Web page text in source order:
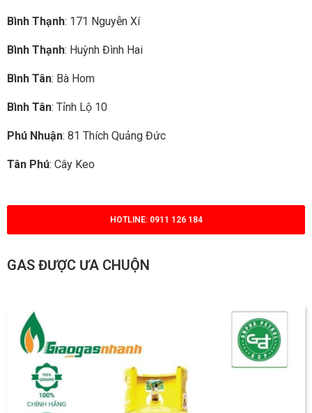
Bình Thạnh: 171 Nguyễn Xí
Bình Thạnh: Huỳnh Đình Hai
Bình Tân: Bà Hom
Bình Tân: Tỉnh Lộ 10
Phú Nhuận: 81 Thích Quảng Đức
Tân Phú: Cây Keo
HOTLINE: 0911 126 184
GAS ĐƯỢC ƯA CHUỘN